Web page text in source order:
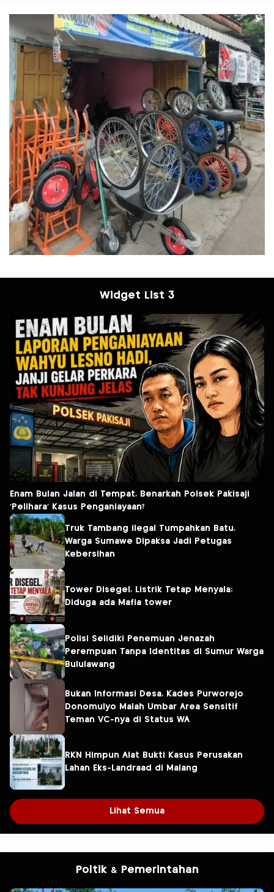
Widget List 3
Enam Bulan Jalan di Tempat, Benarkah Polsek Pakisaji
‘Pelihara’ Kasus Penganiayaan?
Truk Tambang ilegal Tumpahkan Batu,
Warga Sumawe Dipaksa Jadi Petugas
Kebersihan
Tower Disegel, Listrik Tetap Menyala:
Diduga ada Mafia tower
Polisi Selidiki Penemuan Jenazah
Perempuan Tanpa Identitas di Sumur Warga
Bululawang
Bukan Informasi Desa, Kades Purworejo
Donomulyo Malah Umbar Area Sensitif
Teman VC-nya di Status WA
RKN Himpun Alat Bukti Kasus Perusakan
Lahan Eks-Landraad di Malang
Lihat Semua
Poltik & Pemerintahan